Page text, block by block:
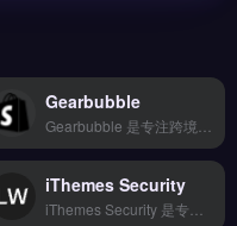
Gearbubble
iThemes Security